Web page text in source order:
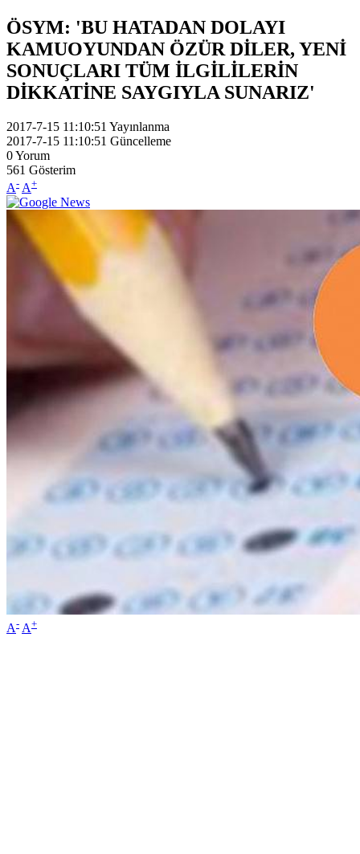
ÖSYM: 'BU HATADAN DOLAYI
KAMUOYUNDAN ÖZÜR DİLER, YENİ
SONUÇLARI TÜM İLGİLİLERİN
DİKKATİNE SAYGIYLA SUNARIZ'
2017-7-15 11:10:51 Yayınlanma
2017-7-15 11:10:51 Güncelleme
0Yorum
561 Gösterim
A- A+
A- A+